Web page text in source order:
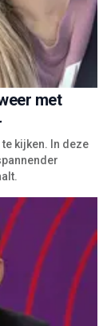
met
kijken. In deze